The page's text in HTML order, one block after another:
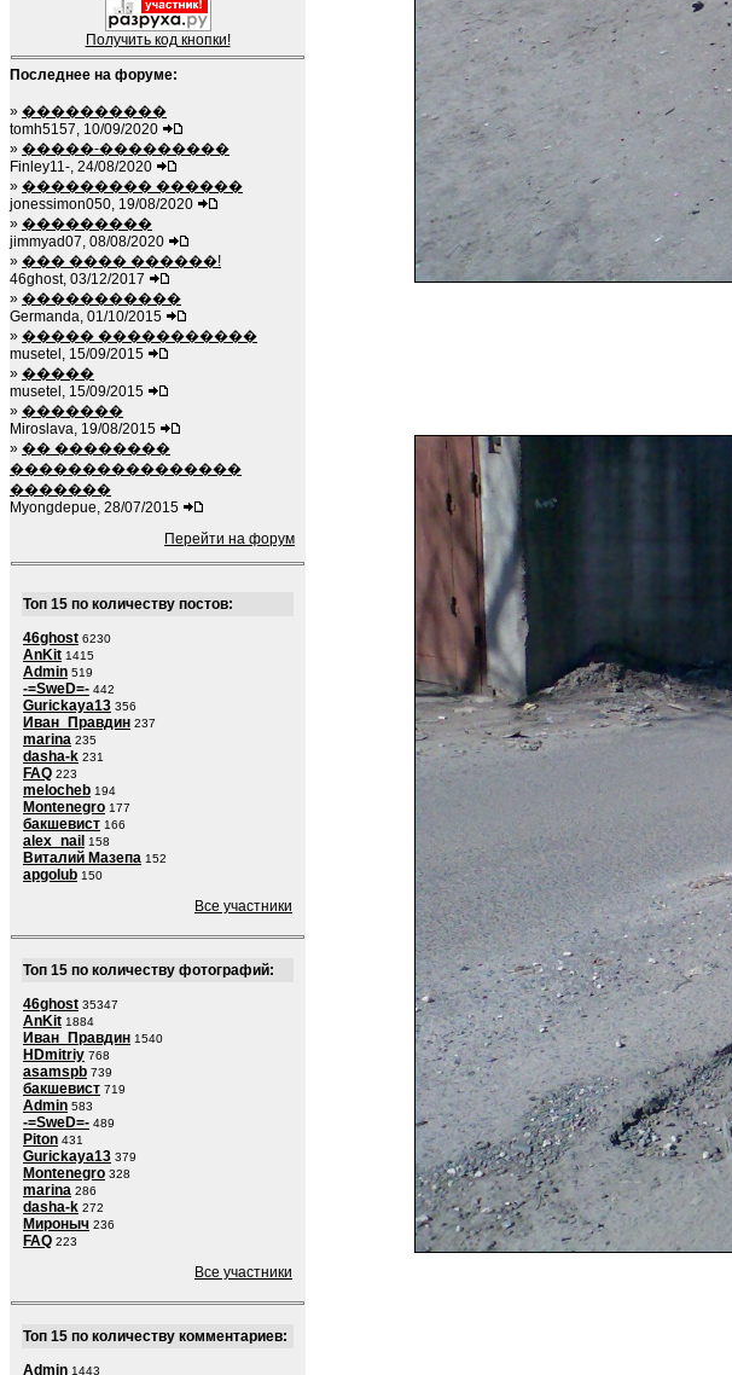
Получить код кнопки!
Последнее на форуме:
» ����������
tomh5157, 10/09/2020
» �����-���������
Finley11-, 24/08/2020
» ��������� ������
jonessimon050, 19/08/2020
» ���������
jimmyad07, 08/08/2020
» ��� ���� ������!
46ghost, 03/12/2017
» �����������
Germanda, 01/10/2015
» ����� �����������
musetel, 15/09/2015
» �����
musetel, 15/09/2015
» �������
Miroslava, 19/08/2015
» �� ��������
����������������
�������
Myongdepue, 28/07/2015
Перейти на форум
Топ 15 по количеству постов:
46ghost 6230
AnKit 1415
Admin 519
-=SweD=- 442
Gurickaya13 356
Иван_Правдин 237
marina 235
dasha-k 231
FAQ 223
melocheb 194
Montenegro 177
бакшевист 166
alex_nail 158
Виталий Мазепа 152
apgolub 150
Все участники
Топ 15 по количеству фотографий:
46ghost 35347
AnKit 1884
Иван_Правдин 1540
HDmitriy 768
asamspb 739
бакшевист 719
Admin 583
-=SweD=- 489
Piton 431
Gurickaya13 379
Montenegro 328
marina 286
dasha-k 272
Мироныч 236
FAQ 223
Все участники
Топ 15 по количеству комментариев:
Admin 1443